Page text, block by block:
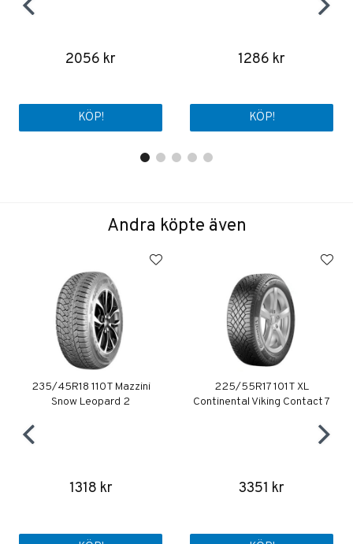
2056 kr
KÖP!
1286 kr
KÖP!
Andra köpte även
235/45R18 110T Mazzini
Snow Leopard 2
1318 kr
225/55R17 101T XL
Continental Viking Contact 7
3351 kr